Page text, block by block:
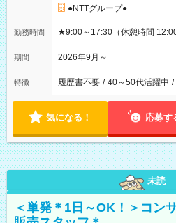
●NTTグループ●
勤務時間 ★9:00～17:30（休憩時間
期間 2026年9月～
特徴 履歴書不要 / 40～50代活躍中 /
気になる！ 応募す
未読
＜単発＊1日～OK！＞コン